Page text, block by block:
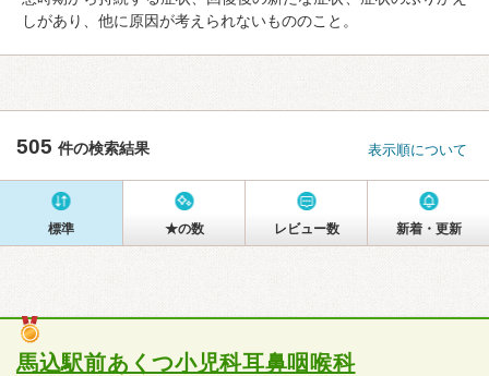
しがあり、他に原因が考えられないもののこと。
505 件の検索結果 表示順について
標準 ★の数 レビュー数 新着・更新
馬込駅前あくつ小児科耳鼻咽喉科